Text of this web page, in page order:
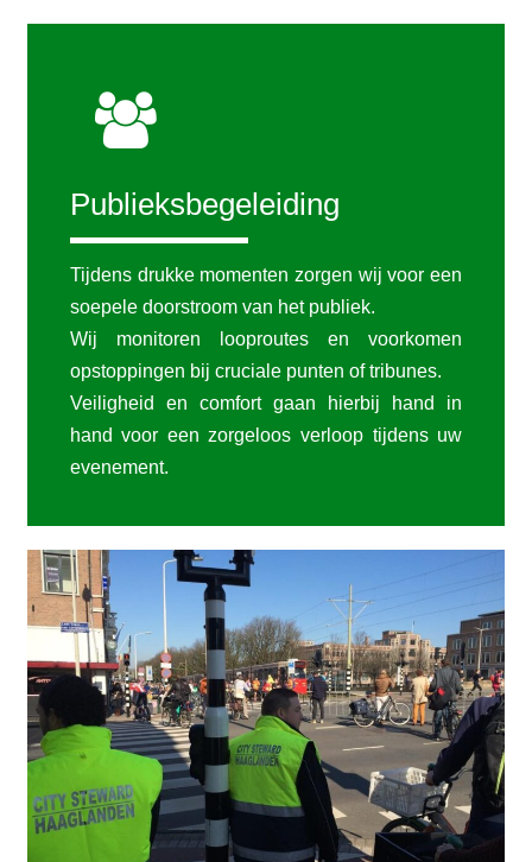
Publieksbegeleiding
Tijdens drukke momenten zorgen wij voor een
soepele doorstroom van het publiek.
Wij monitoren looproutes en voorkomen
opstoppingen bij cruciale punten of tribunes.
Veiligheid en comfort gaan hierbij hand in
hand voor een zorgeloos verloop tijdens uw
evenement.